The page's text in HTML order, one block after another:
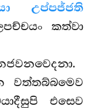
උප්පජ්ජති
කත්වා
වත්තබ්බමෙව
එසෙව